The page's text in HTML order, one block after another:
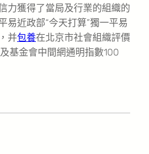
力獲得了當局及行業的組織的
易近政部“今天打算”獨一平易
并包養在北京市社會組織評價
基金會中間網通明指數100